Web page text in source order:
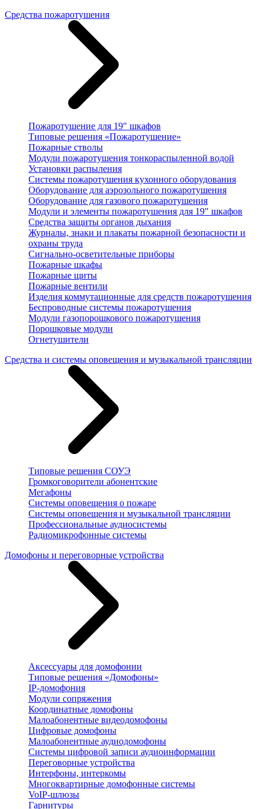
Средства пожаротушения
Пожаротушение для 19" шкафов
Типовые решения «Пожаротушение»
Пожарные стволы
Модули пожаротушения тонкораспыленной водой
Установки распыления
Системы пожаротушения кухонного оборудования
Оборудование для аэрозольного пожаротушения
Оборудование для газового пожаротушения
Модули и элементы пожаротушения для 19" шкафов
Средства защиты органов дыхания
Журналы, знаки и плакаты пожарной безопасности и
охраны труда
Сигнально-осветительные приборы
Пожарные шкафы
Пожарные щиты
Пожарные вентили
Изделия коммутационные для средств пожаротушения
Беспроводные системы пожаротушения
Модули газопорошкового пожаротушения
Порошковые модули
Огнетушители
Средства и системы оповещения и музыкальной трансляции
Типовые решения СОУЭ
Громкоговорители абонентские
Мегафоны
Системы оповещения о пожаре
Системы оповещения и музыкальной трансляции
Профессиональные аудиосистемы
Радиомикрофонные системы
Домофоны и переговорные устройства
Аксессуары для домофонии
Типовые решения «Домофоны»
IP-домофония
Модули сопряжения
Координатные домофоны
Малоабонентные видеодомофоны
Цифровые домофоны
Малоабонентные аудиодомофоны
Системы цифровой записи аудиоинформации
Переговорные устройства
Интерфоны, интеркомы
Многоквартирные домофонные системы
VoIP-шлюзы
Гарнитуры